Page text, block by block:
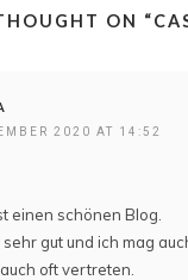
ON “
2020 AT 14:52
einen schönen Blog.
gut und ich mag
oft vertreten.